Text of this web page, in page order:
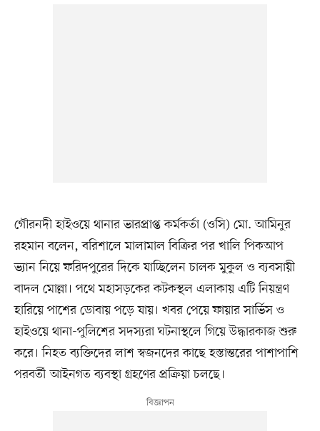
গৌরনদী হাইওয়ে থানার ভারপ্রাপ্ত কর্মকর্তা (ওসি) মো. আমিনুর
রহমান বলেন, বরিশালে মালামাল বিক্রির পর খালি পিকআপ
ভ্যান নিয়ে ফরিদপুরের দিকে যাচ্ছিলেন চালক মুকুল ও ব্যবসায়ী
বাদল মোল্লা। পথে মহাসড়কের কটকস্থল এলাকায় এটি নিয়ন্ত্রণ
হারিয়ে পাশের ডোবায় পড়ে যায়। খবর পেয়ে ফায়ার সার্ভিস ও
হাইওয়ে থানা-পুলিশের সদস্যরা ঘটনাস্থলে গিয়ে উদ্ধারকাজ শুরু
করে। নিহত ব্যক্তিদের লাশ স্বজনদের কাছে হস্তান্তরের পাশাপাশি
পরবর্তী আইনগত ব্যবস্থা গ্রহণের প্রক্রিয়া চলছে।